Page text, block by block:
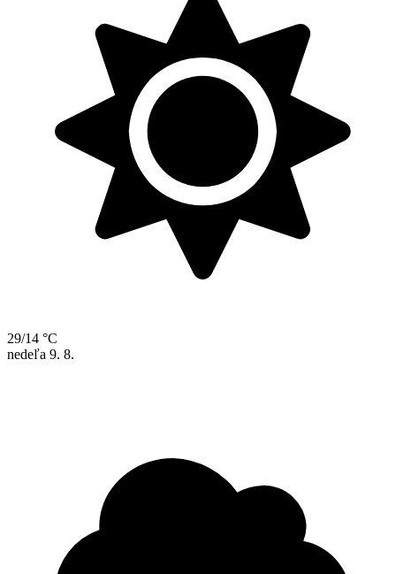
29/14 °C
nedeľa 9. 8.